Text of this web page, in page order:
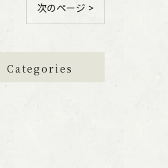
次のページ >
Categories